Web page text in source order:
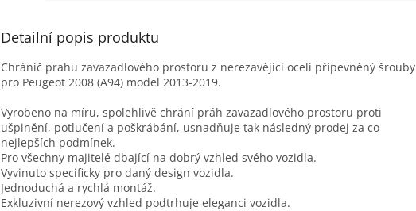
Detailní popis produktu
​Chránič prahu zavazadlového prostoru z nerezavějící oceli připevněný šrouby
pro Peugeot 2008 (A94) model 2013-2019.
Vyrobeno na míru, spolehlivě chrání práh zavazadlového prostoru proti
ušpinění, potlučení a poškrábání, usnadňuje tak následný prodej za co
nejlepších podmínek.
Pro všechny majitelé dbající na dobrý vzhled svého vozidla.
Vyvinuto specificky pro daný design vozidla.
Jednoduchá a rychlá montáž.
Exkluzivní nerezový vzhled podtrhuje eleganci vozidla.